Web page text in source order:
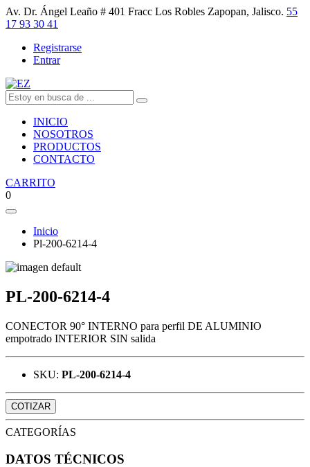
Av. Dr. Ángel Leaño # 401 Fracc Los Robles Zapopan, Jalisco. 55
17 93 30 41
Registrarse
Entrar
INICIO
NOSOTROS
PRODUCTOS
CONTACTO
CARRITO
0
Inicio
Pl-200-6214-4
PL-200-6214-4
CONECTOR 90° INTERNO para perfil DE ALUMINIO
empotrado INTERIOR SIN salida
SKU: PL-200-6214-4
COTIZAR
CATEGORÍAS
DATOS TÉCNICOS